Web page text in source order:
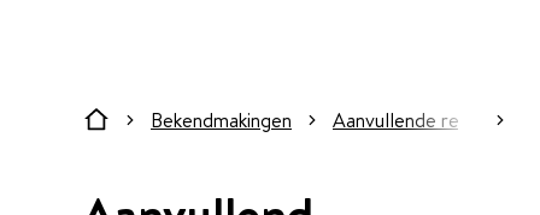
StartpaginaBekendmakingen Aanvullende